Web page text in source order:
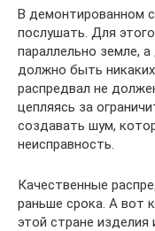
В демонтированном
послушать. Для
параллельно земле,
должно быть
распредвал не
цепляясь за
создавать шум,
неисправность.
Качественные
раньше срока. А вот
этой стране